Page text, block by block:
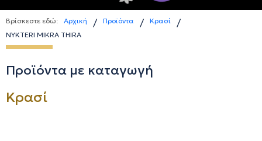
Βρίσκεστε εδώ: Αρχική / Προϊόντα / Κρασί /
NYKTERI MIKRA THIRA
Προϊόντα με καταγωγή
Κρασί